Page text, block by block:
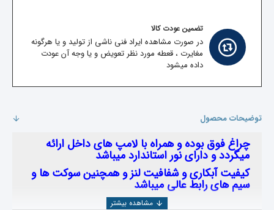
تضمین عودت کالا
در صورت مشاهده ایراد فنی ناشی از تولید و یا هرگونه
مغایرت ، قعطه مورد نظر تعویض و یا وجه آن عودت
داده میشود
توضیحات محصول
چراغ فوق بوده و همراه با لامپ های داخل ارائه
میگردد و دارای نور استاندارد میباشد
کیفیت آبکاری و شفافیت لنز و همچنین سوکت ها و
سیم های رابط عالی میباشد